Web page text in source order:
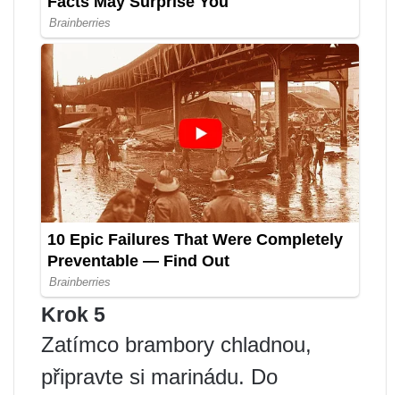
Krok 5
Zatímco brambory chladnou,
připravte si marinádu. Do